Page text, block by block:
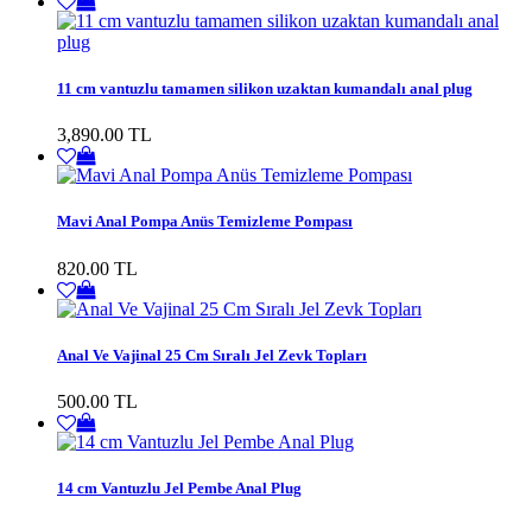
11 cm vantuzlu tamamen silikon uzaktan kumandalı anal plug
3,890.00 TL
Mavi Anal Pompa Anüs Temizleme Pompası
820.00 TL
Anal Ve Vajinal 25 Cm Sıralı Jel Zevk Topları
500.00 TL
14 cm Vantuzlu Jel Pembe Anal Plug